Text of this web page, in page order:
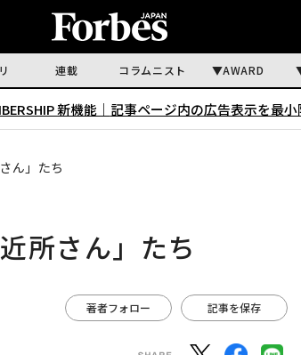
連載 コラムニスト AWARD
新機能｜ 記事ページ内の広告表示を最
ん」たち
所さん」たち
著者フォロー 記事を保存